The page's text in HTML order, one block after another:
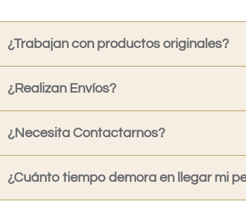
¿Trabajan con productos originales?
¿Realizan Envíos?
¿Necesita Contactarnos?
¿Cuánto tiempo demora en llegar mi